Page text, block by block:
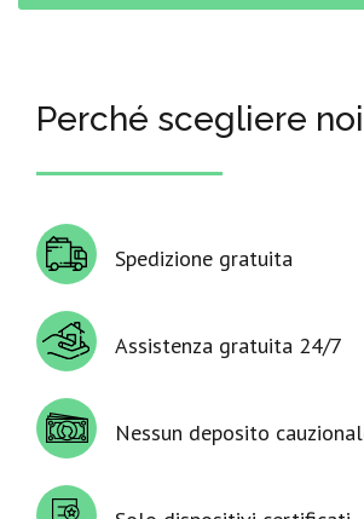
Perché scegliere
Spedizione gratuita
Assistenza gratuita 24/7
Nessun deposito